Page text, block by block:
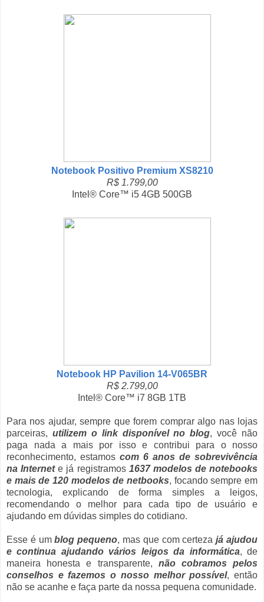
Notebook Positivo Premium XS8210
R$ 1.799,00
Intel® Core™ i5 4GB 500GB
Notebook HP Pavilion 14-V065BR
R$ 2.799,00
Intel® Core™ i7 8GB 1TB
Para nos ajudar, sempre que forem comprar algo nas lojas
parceiras, utilizem o link disponível no blog, você não
paga nada a mais por isso e contribui para o nosso
reconhecimento, estamos com 6 anos de sobrevivência
na Internete já registramos 1637 modelos de notebooks
e mais de 120 modelos de netbooks, focando sempre em
tecnologia, explicando de forma simples a leigos,
recomendando o melhor para cada tipo de usuário e
ajudando em dúvidas simples do cotidiano.
Esse é umblog pequeno, mas que com certezajá ajudou
e continua ajudando vários leigos da informática, de
maneira honesta e transparente, não cobramos pelos
conselhos e fazemos o nosso melhor possível, então
não se acanhe e faça parte da nossa pequena comunidade.